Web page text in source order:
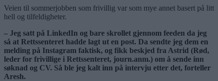
Veien til sommerjobben som frivillig var som mye annet basert på litt
hell og tilfeldigheter.
– Jeg satt på LinkedIn og bare skrollet gjennom feeden da jeg
så at Rettssenteret hadde lagt ut en post. Da sendte jeg dem en
melding på Instagram faktisk, og fikk beskjed fra Astrid (Rød,
leder for frivillige i Rettssenteret, journ.anm.) om å sende inn
søknad og CV. Så ble jeg kalt inn på intervju etter det, forteller
Aresh.